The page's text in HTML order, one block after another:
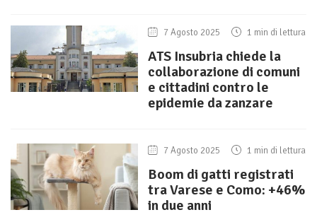
7 Agosto 2025 1 min di lettura
ATS Insubria chiede la
collaborazione di comuni
e cittadini contro le
epidemie da zanzare
7 Agosto 2025 1 min di lettura
Boom di gatti registrati
tra Varese e Como: +46%
in due anni